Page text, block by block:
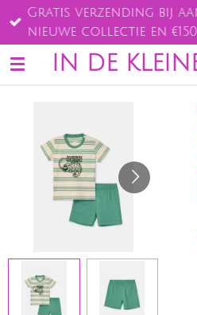
Ga
direct
naar
de
IN DE
Gratis verzending bij
nieuwe collectie en